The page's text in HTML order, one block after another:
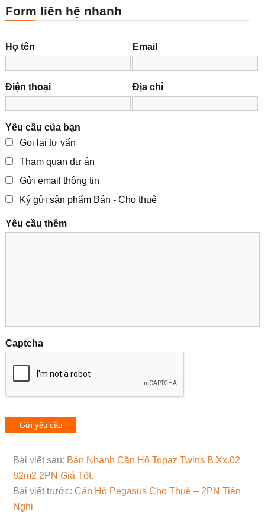
Form liên hệ nhanh
Họ tên Email
Điện thoại Địa chỉ
Yêu cầu của bạn
Gọi lại tư vấn
Tham quan dự án
Gửi email thông tin
Ký gửi sản phẩm Bán - Cho thuê
Yêu cầu thêm
Captcha
Bài viết sau: Bán Nhanh Căn Hộ Topaz Twins B.Xx.02
82m2 2PN Giá Tốt.
Bài viết trước: Căn Hộ Pegasus Cho Thuê – 2PN Tiện
Nghi